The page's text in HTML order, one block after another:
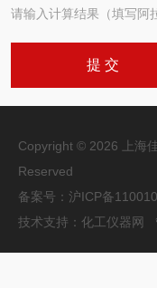
请输入计算结果（填写阿
Copyright © 2026 上海
Reserved
备案号： 沪ICP备
技术支持： 化工仪器网